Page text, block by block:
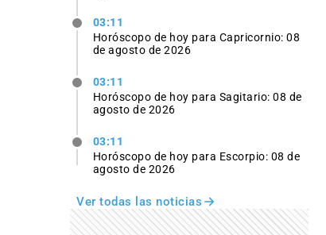
03:11
Horóscopo de hoy para Capricornio: 08
de agosto de 2026
03:11
Horóscopo de hoy para Sagitario: 08 de
agosto de 2026
03:11
Horóscopo de hoy para Escorpio: 08 de
agosto de 2026
Ver todas las noticias